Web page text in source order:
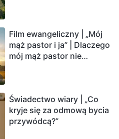
Film ewangeliczny | „Mój
mąż pastor i ja” | Dlaczego
mój mąż pastor nie
Świadectwo wiary | „Co
kryje się za odmową bycia
przywódcą?”